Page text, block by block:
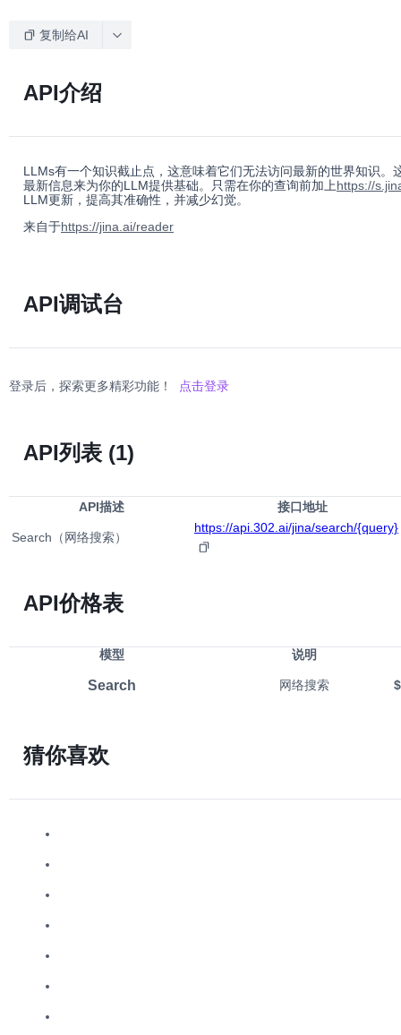
复制给AI
API介绍
LLMs有一个知识截止点，这意味着它们无法访问最新的世界知识
最新信息来为你的LLM提供基础。只需在你的查询前加上https://
LLM更新，提高其准确性，并减少幻觉。
来自于https://jina.ai/reader
API调试台
登录后，探索更多精彩功能！ 点击登录
API列表 (1)
API描述 接口地址
Search（网络搜索）
https://api.302.ai/jina/search/{query}
API价格表
模型 说明
Search 网络搜索
猜你喜欢